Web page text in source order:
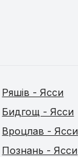
Ряшів - Ясси
Бидгощ - Ясси
Вроцлав - Ясси
Познань - Ясси